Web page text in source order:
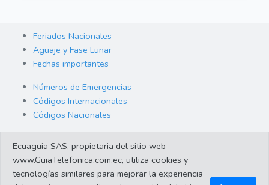
Feriados Nacionales
Aguaje y Fase Lunar
Fechas importantes
Números de Emergencias
Códigos Internacionales
Códigos Nacionales
Cambio de Divisas
Enlaces de interes
Ecuaguia SAS, propietaria del sitio web
www.GuiaTelefonica.com.ec, utiliza cookies y
tecnologías similares para mejorar la experiencia